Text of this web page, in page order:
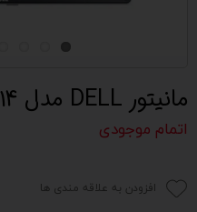
مانیتور DELL مدل 2214
اتمام موجودی
افزودن به علاقه مندی ها